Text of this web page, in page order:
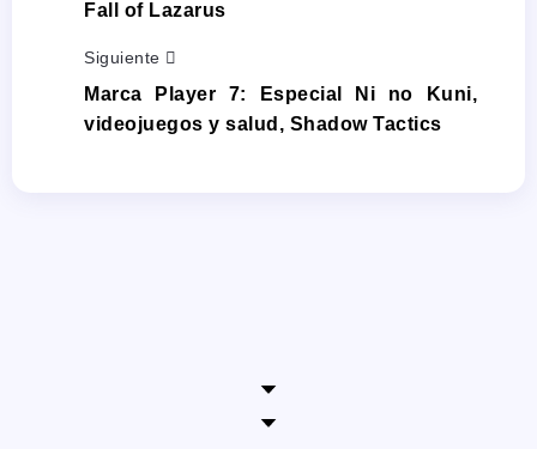
Fall of Lazarus
Siguiente
Marca Player 7: Especial Ni no Kuni,
videojuegos y salud, Shadow Tactics